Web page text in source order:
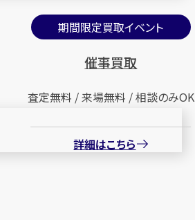
期間限定買取イベント
催事買取
査定無料 / 来場無料 / 相談のみOK
詳細はこちら